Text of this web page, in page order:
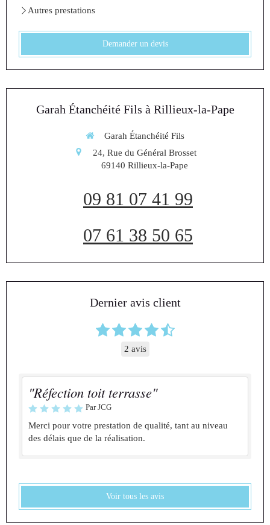
Autres prestations
Demander un devis
Garah Étanchéité Fils à Rillieux-la-Pape
Garah Étanchéité Fils
24, Rue du Général Brosset
69140 Rillieux-la-Pape
09 81 07 41 99
07 61 38 50 65
Dernier avis client
2 avis
"Réfection toit terrasse"
Par JCG
Merci pour votre prestation de qualité, tant au niveau
des délais que de la réalisation.
Voir tous les avis